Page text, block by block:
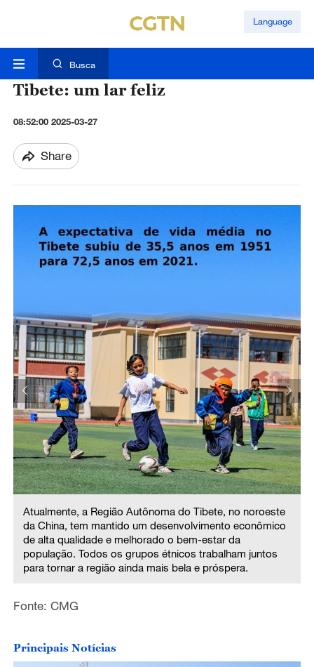
Language
Busca
Tibete: um lar feliz
08:52:00 2025-03-27
Share
Atualmente, a Região Autônoma do Tibete, no noroeste
da China, tem mantido um desenvolvimento econômico
de alta qualidade e melhorado o bem-estar da
população. Todos os grupos étnicos trabalham juntos
para tornar a região ainda mais bela e próspera.
Fonte: CMG
Principais Notícias